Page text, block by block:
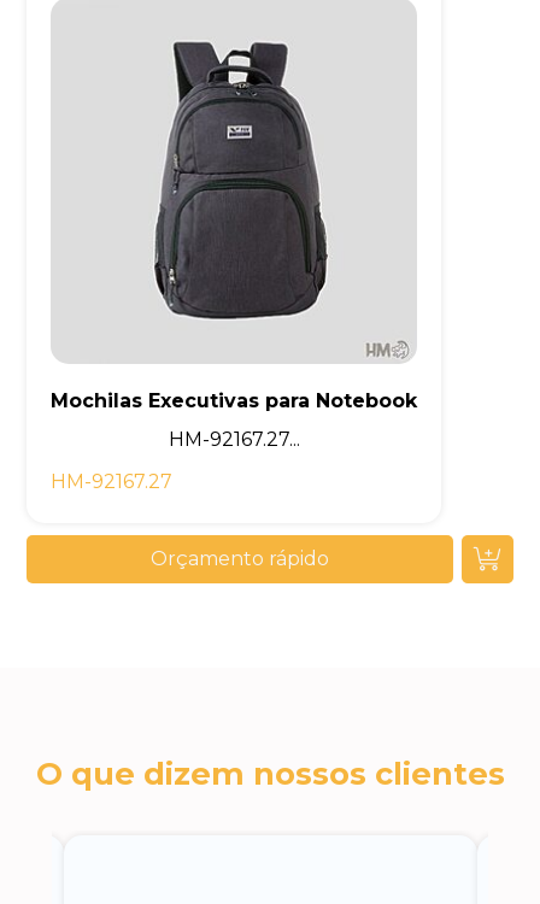
Mochilas Executivas para Notebook
HM-92167.27...
HM-92167.27
Orçamento rápido
O que dizem nossos clientes